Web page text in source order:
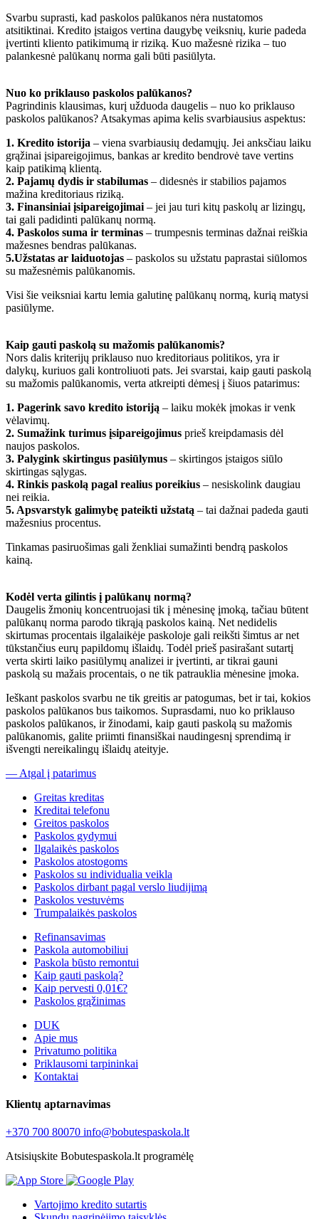
Svarbu suprasti, kad paskolos palūkanos nėra nustatomos
atsitiktinai. Kredito įstaigos vertina daugybę veiksnių, kurie padeda
įvertinti kliento patikimumą ir riziką. Kuo mažesnė rizika – tuo
palankesnė palūkanų norma gali būti pasiūlyta.
Nuo ko priklauso paskolos palūkanos?
Pagrindinis klausimas, kurį užduoda daugelis – nuo ko priklauso
paskolos palūkanos? Atsakymas apima kelis svarbiausius aspektus:
1. Kredito istorija – viena svarbiausių dedamųjų. Jei anksčiau laiku
grąžinai įsipareigojimus, bankas ar kredito bendrovė tave vertins
kaip patikimą klientą.
2. Pajamų dydis ir stabilumas – didesnės ir stabilios pajamos
mažina kreditoriaus riziką.
3. Finansiniai įsipareigojimai – jei jau turi kitų paskolų ar lizingų,
tai gali padidinti palūkanų normą.
4. Paskolos suma ir terminas – trumpesnis terminas dažnai reiškia
mažesnes bendras palūkanas.
5.Užstatas ar laiduotojas – paskolos su užstatu paprastai siūlomos
su mažesnėmis palūkanomis.
Visi šie veiksniai kartu lemia galutinę palūkanų normą, kurią matysi
pasiūlyme.
Kaip gauti paskolą su mažomis palūkanomis?
Nors dalis kriterijų priklauso nuo kreditoriaus politikos, yra ir
dalykų, kuriuos gali kontroliuoti pats. Jei svarstai, kaip gauti paskolą
su mažomis palūkanomis, verta atkreipti dėmesį į šiuos patarimus:
1. Pagerink savo kredito istoriją – laiku mokėk įmokas ir venk
vėlavimų.
2. Sumažink turimus įsipareigojimus prieš kreipdamasis dėl
naujos paskolos.
3. Palygink skirtingus pasiūlymus – skirtingos įstaigos siūlo
skirtingas sąlygas.
4. Rinkis paskolą pagal realius poreikius – nesiskolink daugiau
nei reikia.
5. Apsvarstyk galimybę pateikti užstatą – tai dažnai padeda gauti
mažesnius procentus.
Tinkamas pasiruošimas gali ženkliai sumažinti bendrą paskolos
kainą.
Kodėl verta gilintis į palūkanų normą?
Daugelis žmonių koncentruojasi tik į mėnesinę įmoką, tačiau būtent
palūkanų norma parodo tikrąją paskolos kainą. Net nedidelis
skirtumas procentais ilgalaikėje paskoloje gali reikšti šimtus ar net
tūkstančius eurų papildomų išlaidų. Todėl prieš pasirašant sutartį
verta skirti laiko pasiūlymų analizei ir įvertinti, ar tikrai gauni
paskolą su mažais procentais, o ne tik patrauklia mėnesine įmoka.
Ieškant paskolos svarbu ne tik greitis ar patogumas, bet ir tai, kokios
paskolos palūkanos bus taikomos. Suprasdami, nuo ko priklauso
paskolos palūkanos, ir žinodami, kaip gauti paskolą su mažomis
palūkanomis, galite priimti finansiškai naudingesnį sprendimą ir
išvengti nereikalingų išlaidų ateityje.
— Atgal į patarimus
Greitas kreditas
Kreditai telefonu
Greitos paskolos
Paskolos gydymui
Ilgalaikės paskolos
Paskolos atostogoms
Paskolos su individualia veikla
Paskolos dirbant pagal verslo liudijimą
Paskolos vestuvėms
Trumpalaikės paskolos
Refinansavimas
Paskola automobiliui
Paskola būsto remontui
Kaip gauti paskolą?
Kaip pervesti 0,01€?
Paskolos grąžinimas
DUK
Apie mus
Privatumo politika
Priklausomi tarpininkai
Kontaktai
Klientų aptarnavimas
+370 700 80070 info@bobutespaskola.lt
Atsisiųskite Bobutespaskola.lt programėlę
Vartojimo kredito sutartis